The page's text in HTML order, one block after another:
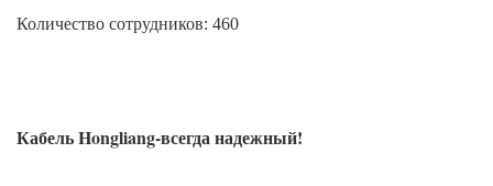
Количество сотрудников: 460
Кабель Hongliang-всегда надежный!